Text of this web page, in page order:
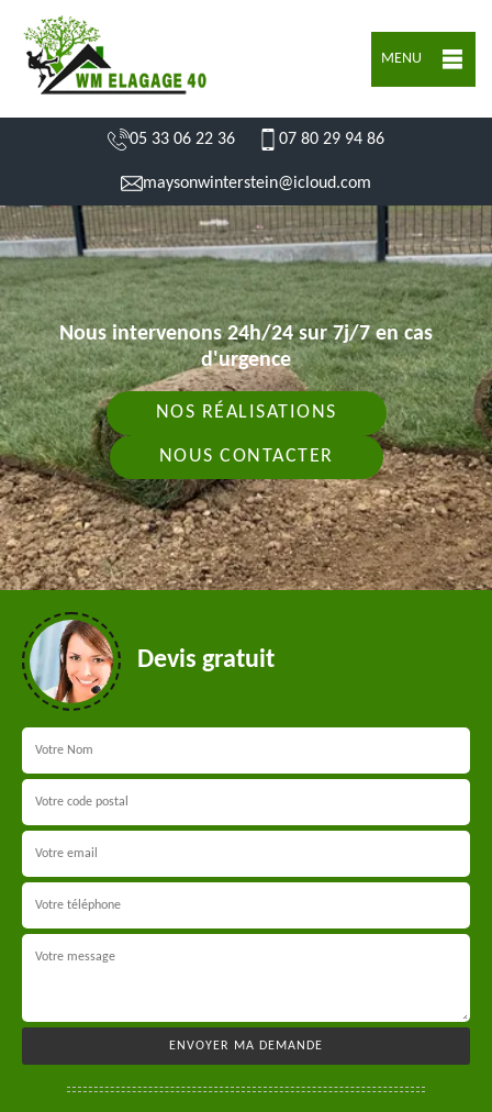
MENU
05 33 06 22 36 07 80 29 94 86
maysonwinterstein@icloud.com
Nous intervenons 24h/24 sur 7j/7 en cas
d'urgence
NOS RÉALISATIONS
NOUS CONTACTER
Devis gratuit